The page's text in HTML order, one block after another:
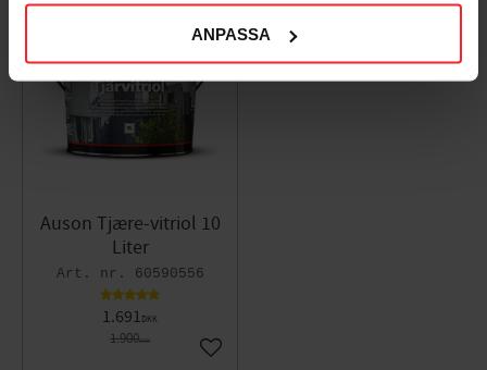
ANPASSA
Auson Tjære-vitriol 10
Liter
60590556
1.691DKK
1.900DKK
Gem som favorit